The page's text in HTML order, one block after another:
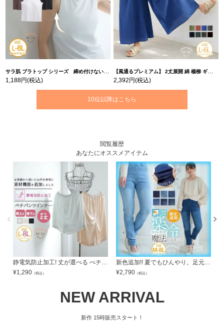
サラ肌 ブラトップ シリーズ 締め付けない リブ タンクトップ | 大きいサイズの通販ならハッピーマリリン
1,188円(税込)
【風通るプレミアム】 2丈展開 綿 楊柳 ギャザー フレア スカンツ 【ウェストゴム】 | 大きいサイズの通販ならハッピーマリリン
2,392円(税込)
10位以降はこちら
閲覧履歴
あなたにオススメアイテム
静電気防止加工! 丈が選べる ぺチパンツ 【メール便可1】 | 大きいサイズの通販ならハッピーマリリン
¥1,290 （税込）
新色追加!! 夏でもひんやり。足元に魔法をかけて。接触冷感 UV 魔法の美ライン ストレッチスキニーデニムパンツ 【ストレッチ】 【ウェストゴム】 | 大きいサイズの通販ならハッピーマリリン
¥2,790 （税込）
NEW ARRIVAL
新作 15時販売スタート！